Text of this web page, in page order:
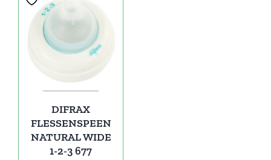
DIFRAX
FLESSENSPEEN
NATURAL WIDE
1-2-3 677